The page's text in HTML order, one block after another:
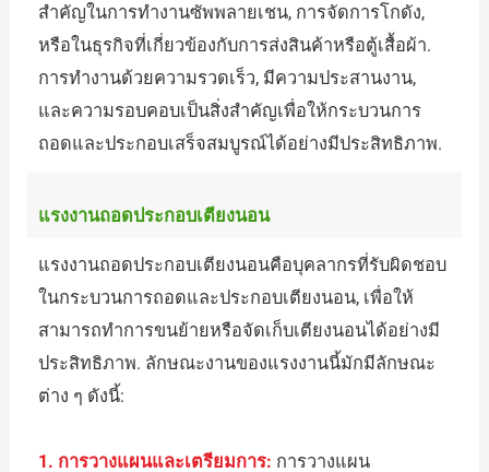
สำคัญในการทำงานซัพพลายเชน, การจัดการโกดัง,
หรือในธุรกิจที่เกี่ยวข้องกับการส่งสินค้าหรือตู้เสื้อผ้า.
การทำงานด้วยความรวดเร็ว, มีความประสานงาน,
และความรอบคอบเป็นสิ่งสำคัญเพื่อให้กระบวนการ
ถอดและประกอบเสร็จสมบูรณ์ได้อย่างมีประสิทธิภาพ.
แรงงานถอดประกอบเตียงนอน
แรงงานถอดประกอบเตียงนอนคือบุคลากรที่รับผิดชอบ
ในกระบวนการถอดและประกอบเตียงนอน, เพื่อให้
สามารถทำการขนย้ายหรือจัดเก็บเตียงนอนได้อย่างมี
ประสิทธิภาพ. ลักษณะงานของแรงงานนี้มักมีลักษณะ
ต่าง ๆ ดังนี้:
1. การวางแผนและเตรียมการ: การวางแผน